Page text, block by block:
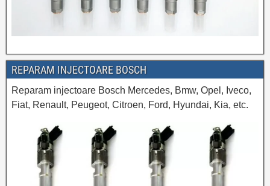
REPARAM INJECTOARE BOSCH
Reparam injectoare Bosch Mercedes, Bmw, Opel, Iveco,
Fiat, Renault, Peugeot, Citroen, Ford, Hyundai, Kia, etc.